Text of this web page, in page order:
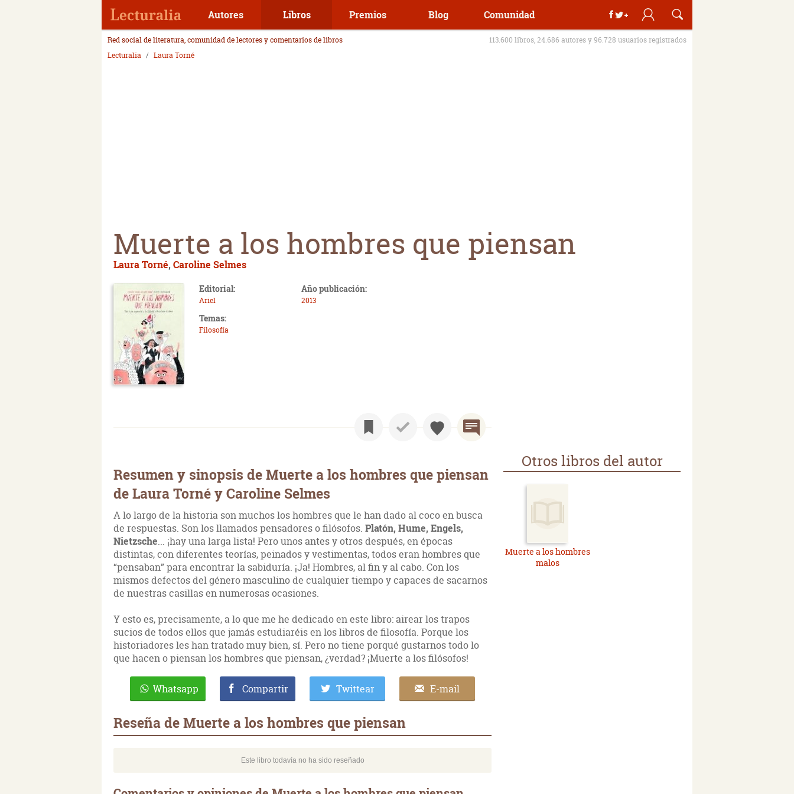
Autores Libros Premios Blog Comunidad
Red social de literatura, comunidad de lectores y comentarios de libros
113.600 libros, 24.686 autores y 96.728 usuarios registrados
Lecturalia
Laura Torné
Muerte a los hombres que piensan
Laura Torné, Caroline Selmes
Editorial:
Ariel
Año publicación:
2013
Temas:
Filosofía
Resumen y sinopsis de Muerte a los hombres que piensan
de Laura Torné y Caroline Selmes
A lo largo de la historia son muchos los hombres que le han dado al coco en busca
de respuestas. Son los llamados pensadores o filósofos. Platón, Hume, Engels,
Nietzsche... ¡hay una larga lista! Pero unos antes y otros después, en épocas
distintas, con diferentes teorías, peinados y vestimentas, todos eran hombres que
“pensaban” para encontrar la sabiduría. ¡Ja! Hombres, al fin y al cabo. Con los
mismos defectos del género masculino de cualquier tiempo y capaces de sacarnos
de nuestras casillas en numerosas ocasiones.
Y esto es, precisamente, a lo que me he dedicado en este libro: airear los trapos
sucios de todos ellos que jamás estudiaréis en los libros de filosofía. Porque los
historiadores les han tratado muy bien, sí. Pero no tiene porqué gustarnos todo lo
que hacen o piensan los hombres que piensan, ¿verdad? ¡Muerte a los filósofos!
Whatsapp Compartir Twittear E-mail
Reseña de Muerte a los hombres que piensan
Este libro todavía no ha sido reseñado
Otros libros del autor
Muerte a los hombres
malos